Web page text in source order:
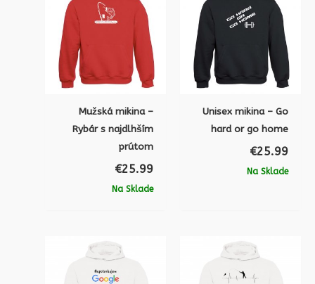
Mužská mikina –
Rybár s najdlhším
prútom
€25.99
Na Sklade
Unisex mikina – Go
hard or go home
€25.99
Na Sklade